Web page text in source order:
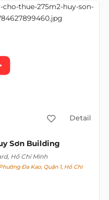
Detail
Sơn Building
Hồ Chí Minh
Đa Kao, Quận 1, Hồ Chí